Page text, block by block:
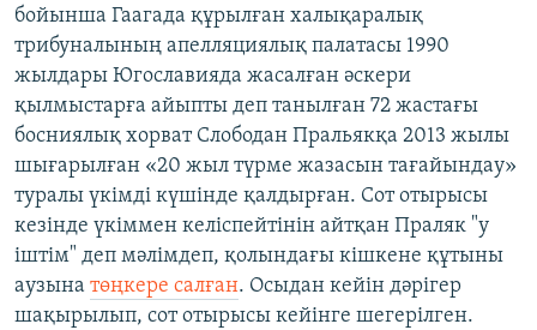
бойынша Гаагада құрылған халықаралық
трибуналының апелляциялық палатасы 1990
жылдары Югославияда жасалған әскери
қылмыстарға айыпты деп танылған 72 жастағы
босниялық хорват Слободан Пральякқа 2013 жылы
шығарылған «20 жыл түрме жазасын тағайындау»
туралы үкімді күшінде қалдырған. Сот отырысы
кезінде үкіммен келіспейтінін айтқан Праляк "у
іштім" деп мәлімдеп, қолындағы кішкене құтыны
аузына төңкере салған. Осыдан кейін дәрігер
шақырылып, сот отырысы кейінге шегерілген.